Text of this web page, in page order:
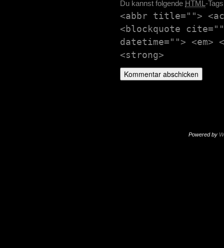
Du kannst folgende HTML -
<abbr title="">
<blockquote
datetime="">
<strong>
Powered by